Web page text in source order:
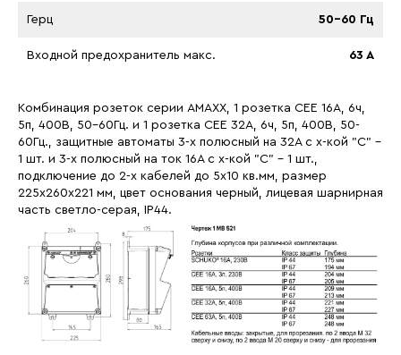
Герц 50-60 Гц
Входной предохранитель макс. 63 A
Комбинация розеток серии AMAXX, 1 розетка СЕЕ 16А, 6ч,
5п, 400В, 50-60Гц. и 1 розетка СЕЕ 32А, 6ч, 5п, 400В, 50-
60Гц., защитные автоматы 3-х полюсный на 32А с х-кой "С" -
1 шт. и 3-х полюсный на ток 16А с х-кой "С" - 1 шт.,
подключение до 2-х кабелей до 5х10 кв.мм, размер
225х260х221 мм, цвет основания черный, лицевая шарнирная
часть светло-серая, IP44.